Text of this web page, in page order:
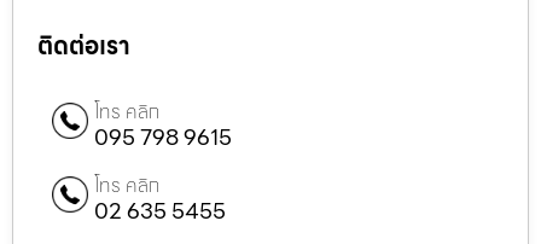
ติดต่อเรา
โทร คลิก
095 798 9615
โทร คลิก
02 635 5455